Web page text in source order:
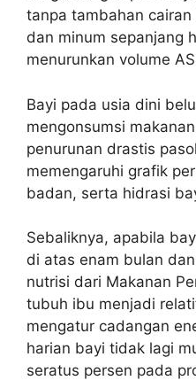
tanpa tambahan
dan minum sepanjang
menurunkan volume
Bayi pada usia dini
mengonsumsi
penurunan drastis
memengaruhi grafik
badan, serta hidrasi
Sebaliknya, apabila
di atas enam bulan
nutrisi dari Makanan
tubuh ibu menjadi
mengatur cadangan
harian bayi tidak lagi
seratus persen pada